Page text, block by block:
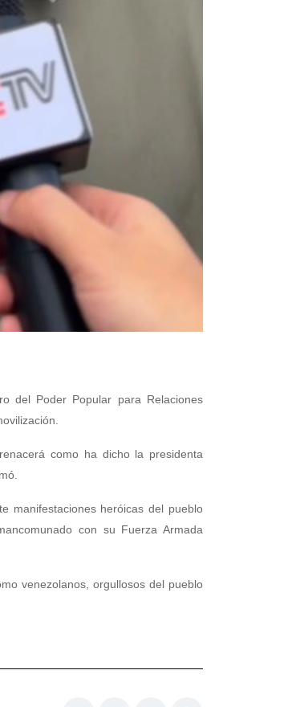
del Poder Popular para Relaciones
como ha dicho la presidenta
manifestaciones heróicas del pueblo
con su Fuerza Armada
venezolanos, orgullosos del pueblo